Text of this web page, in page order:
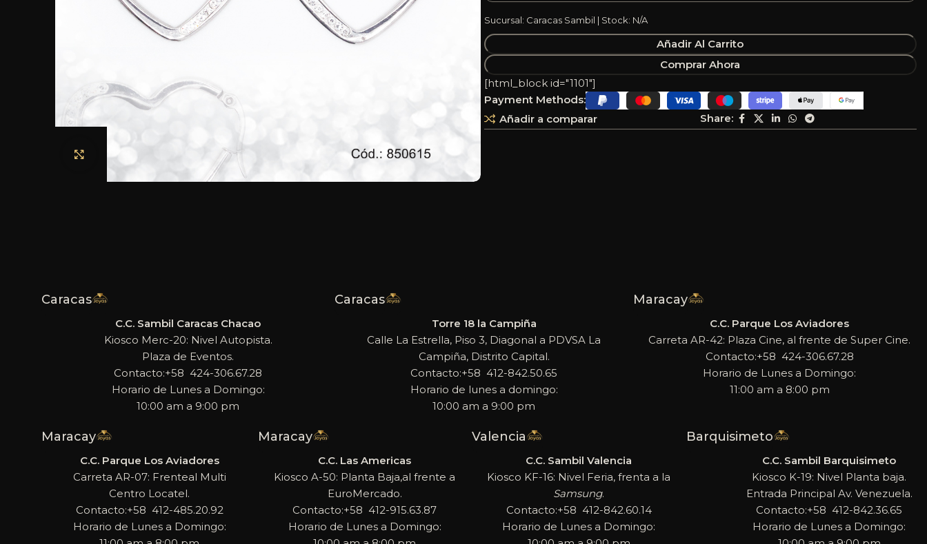
Haga clic para ampliar
Sucursal: Caracas Sambil | Stock: N/A
Añadir Al Carrito
Comprar Ahora
Añadir a comparar Share:
[html_block id="1101"]
Payment Methods:
Caracas
C.C. Sambil Caracas Chacao
Kiosco Merc-20: Nivel Autopista.
Plaza de Eventos.
Contacto:+58 424-306.67.28
Horario de Lunes a Domingo:
10:00 am a 9:00 pm
Caracas
Torre 18 la Campiña
Calle La Estrella, Piso 3, Diagonal a PDVSA La
Campiña, Distrito Capital.
Contacto:+58 412-842.50.65
Horario de lunes a domingo:
10:00 am a 9:00 pm
Maracay
C.C. Parque Los Aviadores
Carreta AR-42: Plaza Cine, al frente de Super Cine.
Contacto:+58 424-306.67.28
Horario de Lunes a Domingo:
11:00 am a 8:00 pm
Maracay
C.C. Parque Los Aviadores
Carreta AR-07: Frenteal Multi
Centro Locatel.
Contacto:+58 412-485.20.92
Horario de Lunes a Domingo:
Maracay
C.C. Las Americas
Kiosco A-50: Planta Baja,al frente a
EuroMercado.
Contacto:+58 412-915.63.87
Horario de Lunes a Domingo:
Valencia
C.C. Sambil Valencia
Kiosco KF-16: Nivel Feria, frenta a la
Samsung.
Contacto:+58 412-842.60.14
Horario de Lunes a Domingo:
Barquisimeto
C.C. Sambil Barquisimeto
Kiosco K-19: Nivel Planta baja.
Entrada Principal Av. Venezuela.
Contacto:+58 412-842.36.65
Horario de Lunes a Domingo: